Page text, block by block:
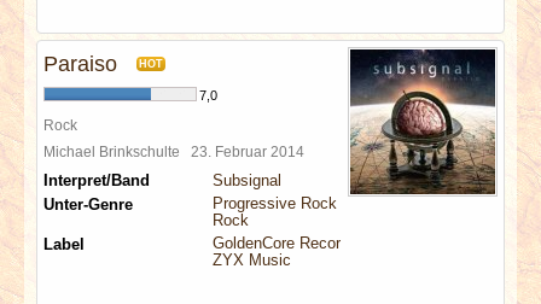
Paraiso HOT
7,0
Rock
Michael Brinkschulte 23. Februar 2014
Interpret/Band
Subsignal
Unter-Genre
Progressive Rock
Rock
Label
GoldenCore Records
ZYX Music